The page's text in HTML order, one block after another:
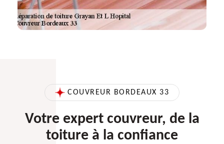
COUVREUR BORDEAUX 33
Votre expert couvreur, de la
toiture à la confiance